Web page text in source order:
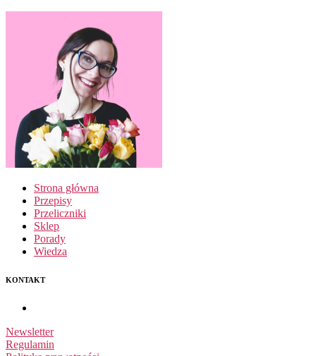
Strona główna
Przepisy
Przeliczniki
Sklep
Porady
Wiedza
KONTAKT
Newsletter
Regulamin